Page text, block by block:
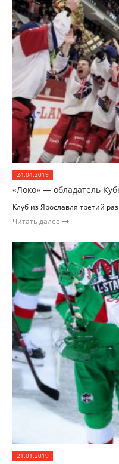
24.04.2019
«Локо» — обладатель
Клуб из Ярославля третий
Читать далее
21.01.2019